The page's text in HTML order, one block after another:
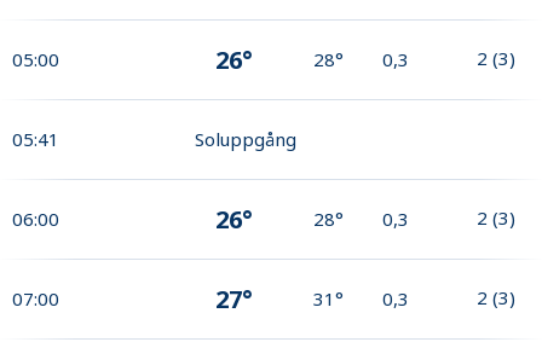
05:00 26° 28° 0,3 2 (3)
05:41 Soluppgång
06:00 26° 28° 0,3 2 (3)
07:00 27° 31° 0,3 2 (3)